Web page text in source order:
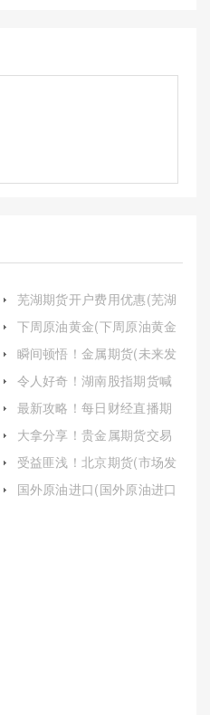
芜湖期货开户费用优惠(芜湖
期货开户费用优惠多少)
下周原油黄金(下周原油黄金
操作建议)
瞬间顿悟！金属期货(未来发
令人好奇！湖南股指期货喊
单(揭秘与风险防范)
最新攻略！每日财经直播期
货喊单(现象、风险与应对策
略)
大拿分享！贵金属期货交易
手续费（为投资者提供全面
的指导）
受益匪浅！北京期货(市场发
展与行业自律的典范)
国外原油进口(国外原油进口